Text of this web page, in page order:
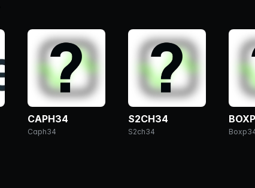
CAPH34
Caph34
S2CH34
S2ch34